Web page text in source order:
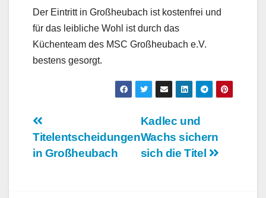
Der Eintritt in Großheubach ist kostenfrei und
für das leibliche Wohl ist durch das
Küchenteam des MSC Großheubach e.V.
bestens gesorgt.
Beitragsnavigation
Kadlec und
Wachs sichern
sich die Titel
Titelentscheidungen
in Großheubach